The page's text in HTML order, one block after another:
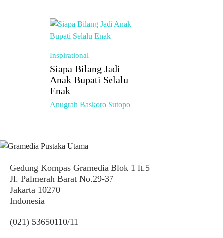
Inspirational
Siapa Bilang Jadi
Anak Bupati Selalu
Enak
Anugrah Baskoro Sutopo
Gedung Kompas Gramedia Blok 1 lt.5
Jl. Palmerah Barat No.29-37
Jakarta 10270
Indonesia
(021) 53650110/11